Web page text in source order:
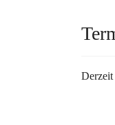
Derzeit